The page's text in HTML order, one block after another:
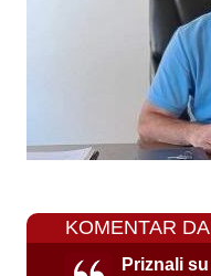
KOMENTAR
Priznali